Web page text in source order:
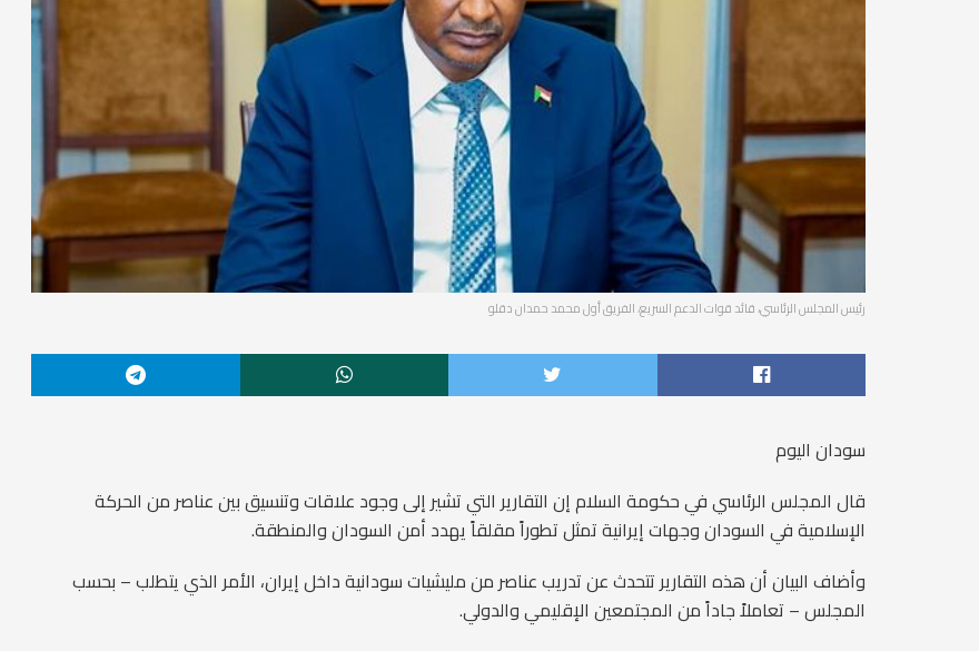
رئيس المجلس الرئاسي، قائد قوات الدعم السريع، الفريق أول محمد حمدان دقلو
سودان اليوم
قال المجلس الرئاسي في حكومة السلام إن التقارير التي تشير إلى وجود علاقات وتنسيق بين عناصر من الحركة
الإسلامية في السودان وجهات إيرانية تمثل تطوراً مقلقاً يهدد أمن السودان والمنطقة.
وأضاف البيان أن هذه التقارير تتحدث عن تدريب عناصر من مليشيات سودانية داخل إيران، الأمر الذي يتطلب – بحسب
المجلس – تعاملاً جاداً من المجتمعين الإقليمي والدولي.